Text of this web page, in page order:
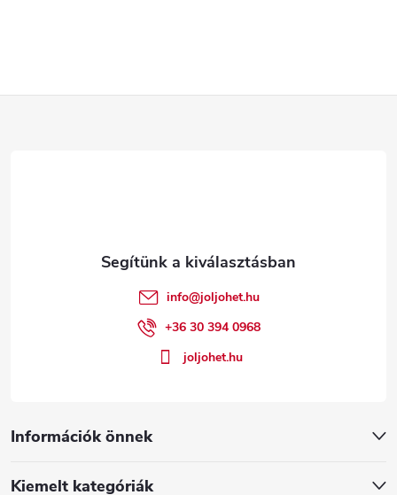
Információk önnek
Kiemelt kategóriák
info@joljohet.hu
+36 30 394 0968
joljohet.hu